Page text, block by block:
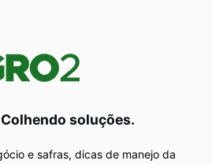
soluções.
e safras, dicas de manejo da